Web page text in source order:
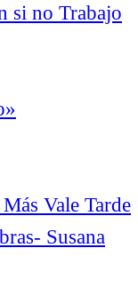
si no Trabajo
Vale Tarde
Susana